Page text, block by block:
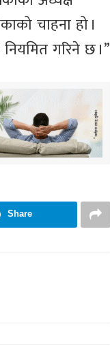
चाहना हो ।
गरिने छ ।”
Share